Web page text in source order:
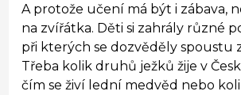
A protože učení má být i zábava,
na zvířátka. Děti si zahrály různé
při kterých se dozvěděly spoustu
Třeba kolik druhů ježků žije v
čím se živí lední medvěd nebo